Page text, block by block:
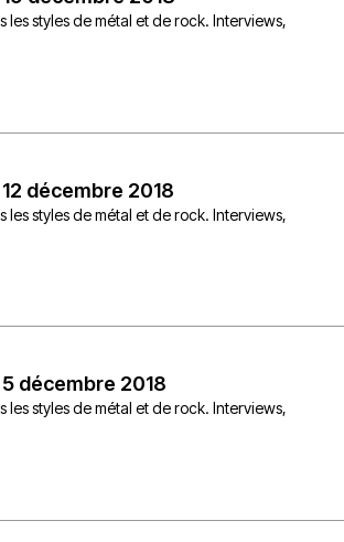
les styles de métal et de rock. Interviews,
décembre 2018
les styles de métal et de rock. Interviews,
décembre 2018
les styles de métal et de rock. Interviews,